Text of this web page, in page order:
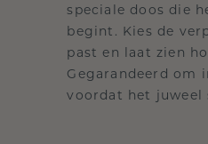
speciale doos die
begint. Kies de
past en laat zien
Gegarandeerd om
voordat het juweel